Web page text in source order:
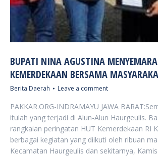
BUPATI NINA AGUSTINA
KEMERDEKAAN BERSAMA
Berita Daerah Leave a comment
PAKKAR.ORG-INDRAMAYU JAWA
itulah yang terjadi di Alun-Alun Haurgeulis.
rangkaian peringatan HUT Kemerdekaan RI
berbagai kegiatan yang diikuti oleh ribuan
Kecamatan Haurgeulis dan sekitarnya, Kamis